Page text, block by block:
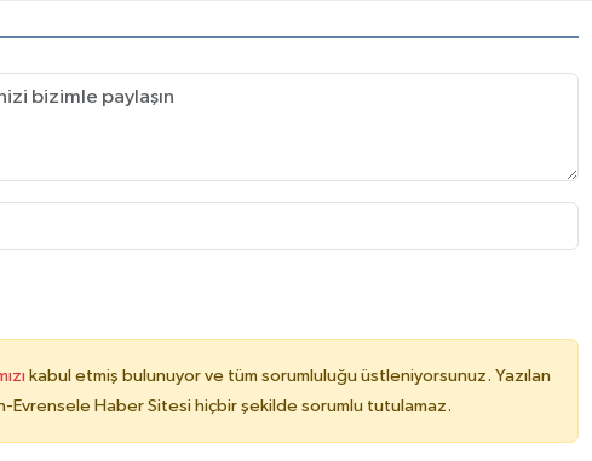
kabul etmiş bulunuyor ve tüm sorumluluğu üstleniyorsunuz. Yazılan
Evrensele Haber Sitesi hiçbir şekilde sorumlu tutulamaz.